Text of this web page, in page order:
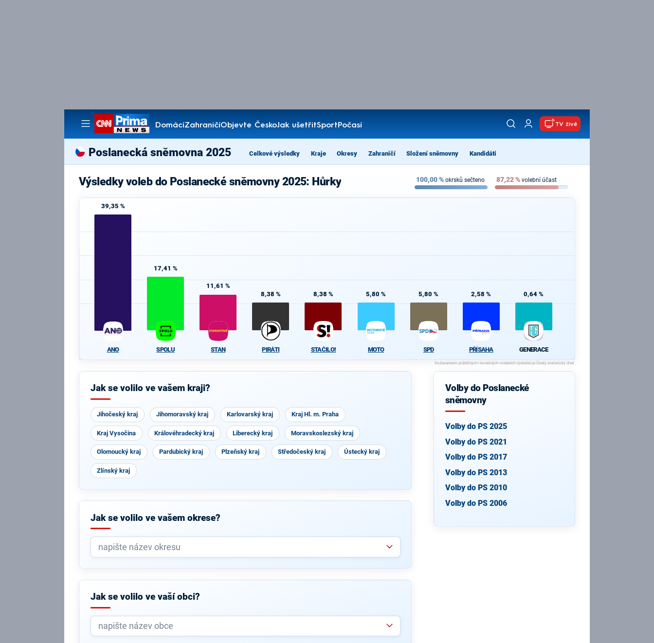
DomácíZahraničíObjevte ČeskoJak ušetřitSportPočasí
Pořady
TV živě
Poslanecká sněmovna 2025 Celkové výsledky Kraje Okresy Zahraničí Složení sněmovny Kandidáti
Výsledky voleb do Poslanecké sněmovny 2025: Hůrky 100,00% okrsků sečteno 87,22% volební účast
39,35 %
ANO
17,41 %
SPOLU
11,61 %
STAN
8,38 %
PIRÁTI
8,38 %
STAČILO!
5,80 %
MOTO
5,80 %
SPD
2,58 %
PŘÍSAHA
0,64 %
GENERACE
Jak se volilo ve vašem kraji?
Jihočeský kraj Jihomoravský kraj Karlovarský kraj Kraj Hl. m. Praha
Kraj Vysočina Královéhradecký kraj Liberecký kraj Moravskoslezský kraj
Olomoucký kraj Pardubický kraj Plzeňský kraj Středočeský kraj Ústecký kraj
Zlínský kraj
Jak se volilo ve vašem okrese?
Jak se volilo ve vaší obci?
Volby do Poslanecké
sněmovny
Volby do PS 2025
Volby do PS 2021
Volby do PS 2017
Volby do PS 2013
Volby do PS 2010
Volby do PS 2006